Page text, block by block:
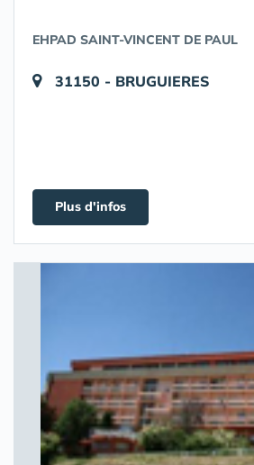
EHPAD SAINT-VINCENT DE PAUL
31150 - BRUGUIERES
Plus d'infos